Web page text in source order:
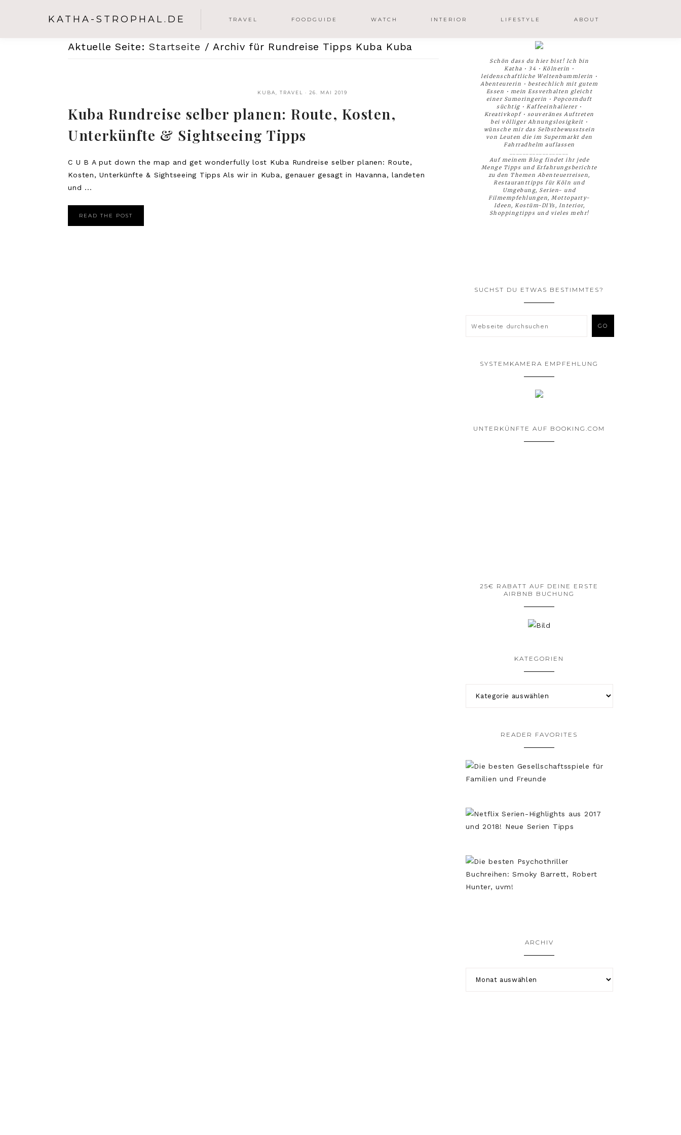
KATHA-STROPHAL.DE TRAVEL FOODGUIDE WATCH INTERIOR LIFESTYLE ABOUT
Aktuelle Seite:Startseite / Archiv für Rundreise Tipps Kuba Kuba
KUBA ,TRAVEL · 26. MAI 2019
Kuba Rundreise selber planen: Route, Kosten,
Unterkünfte & Sightseeing Tipps
C U B A put down the map and get wonderfully lost Kuba Rundreise selber planen: Route,
Kosten, Unterkünfte & Sightseeing Tipps Als wir in Kuba, genauer gesagt in Havanna, landeten
und ...
READ THE POST
Schön dass du hier bist! Ich bin
Katha • 34 • Kölnerin •
leidenschaftliche Weltenbummlerin •
Abenteurerin • bestechlich mit gutem
Essen • mein Essverhalten gleicht
einer Sumoringerin • Popcornduft
süchtig • Kaffeeinhalierer •
Kreativkopf • souveränes Auftreten
bei völliger Ahnungslosigkeit •
wünsche mir das Selbstbewusstsein
von Leuten die im Supermarkt den
Fahrradhelm auflassen
Auf meinem Blog findet ihr jede
Menge Tipps und Erfahrungsberichte
zu den Themen Abenteuerreisen,
Restauranttipps für Köln und
Umgebung, Serien- und
Filmempfehlungen, Mottoparty-
Ideen, Kostüm-DIYs, Interior,
Shoppingtipps und vieles mehr!
SUCHST DU ETWAS BESTIMMTES?
SYSTEMKAMERA EMPFEHLUNG
UNTERKÜNFTE AUF BOOKING.COM
25€ RABATT AUF DEINE ERSTE
AIRBNB BUCHUNG
KATEGORIEN
READER FAVORITES
ARCHIV